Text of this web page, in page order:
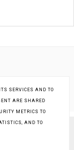
SERVICES AND TO
ARE SHARED
METRICS TO
AND TO